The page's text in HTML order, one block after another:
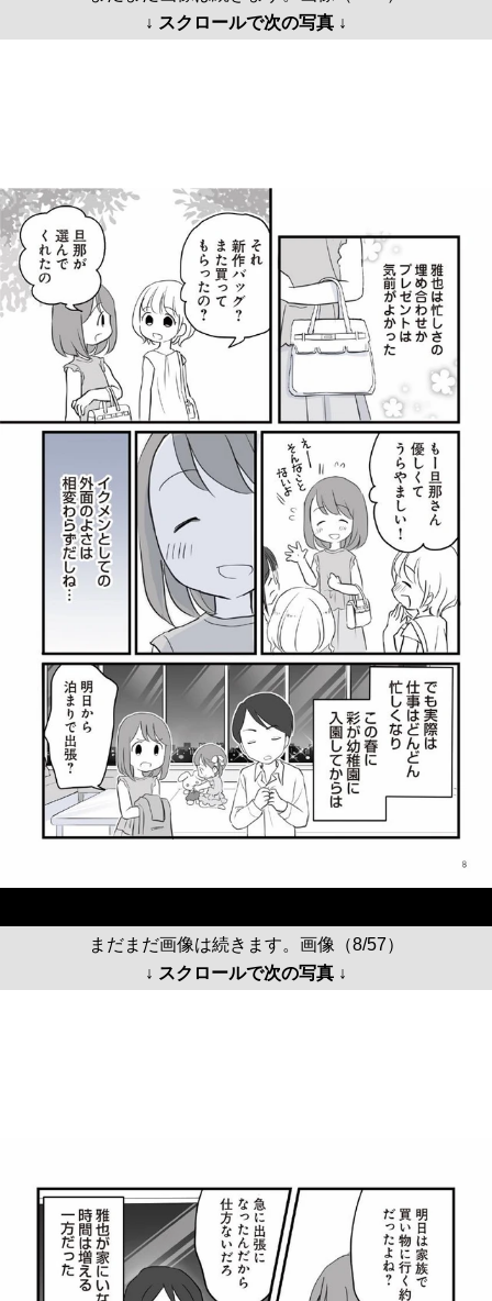
↓ スクロールで次の写真 ↓
まだまだ画像は続きます。画像（8/57）
↓ スクロールで次の写真 ↓